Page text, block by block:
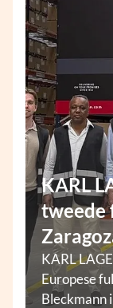
KARL
tweede
KARL
Europese
Bleckmann